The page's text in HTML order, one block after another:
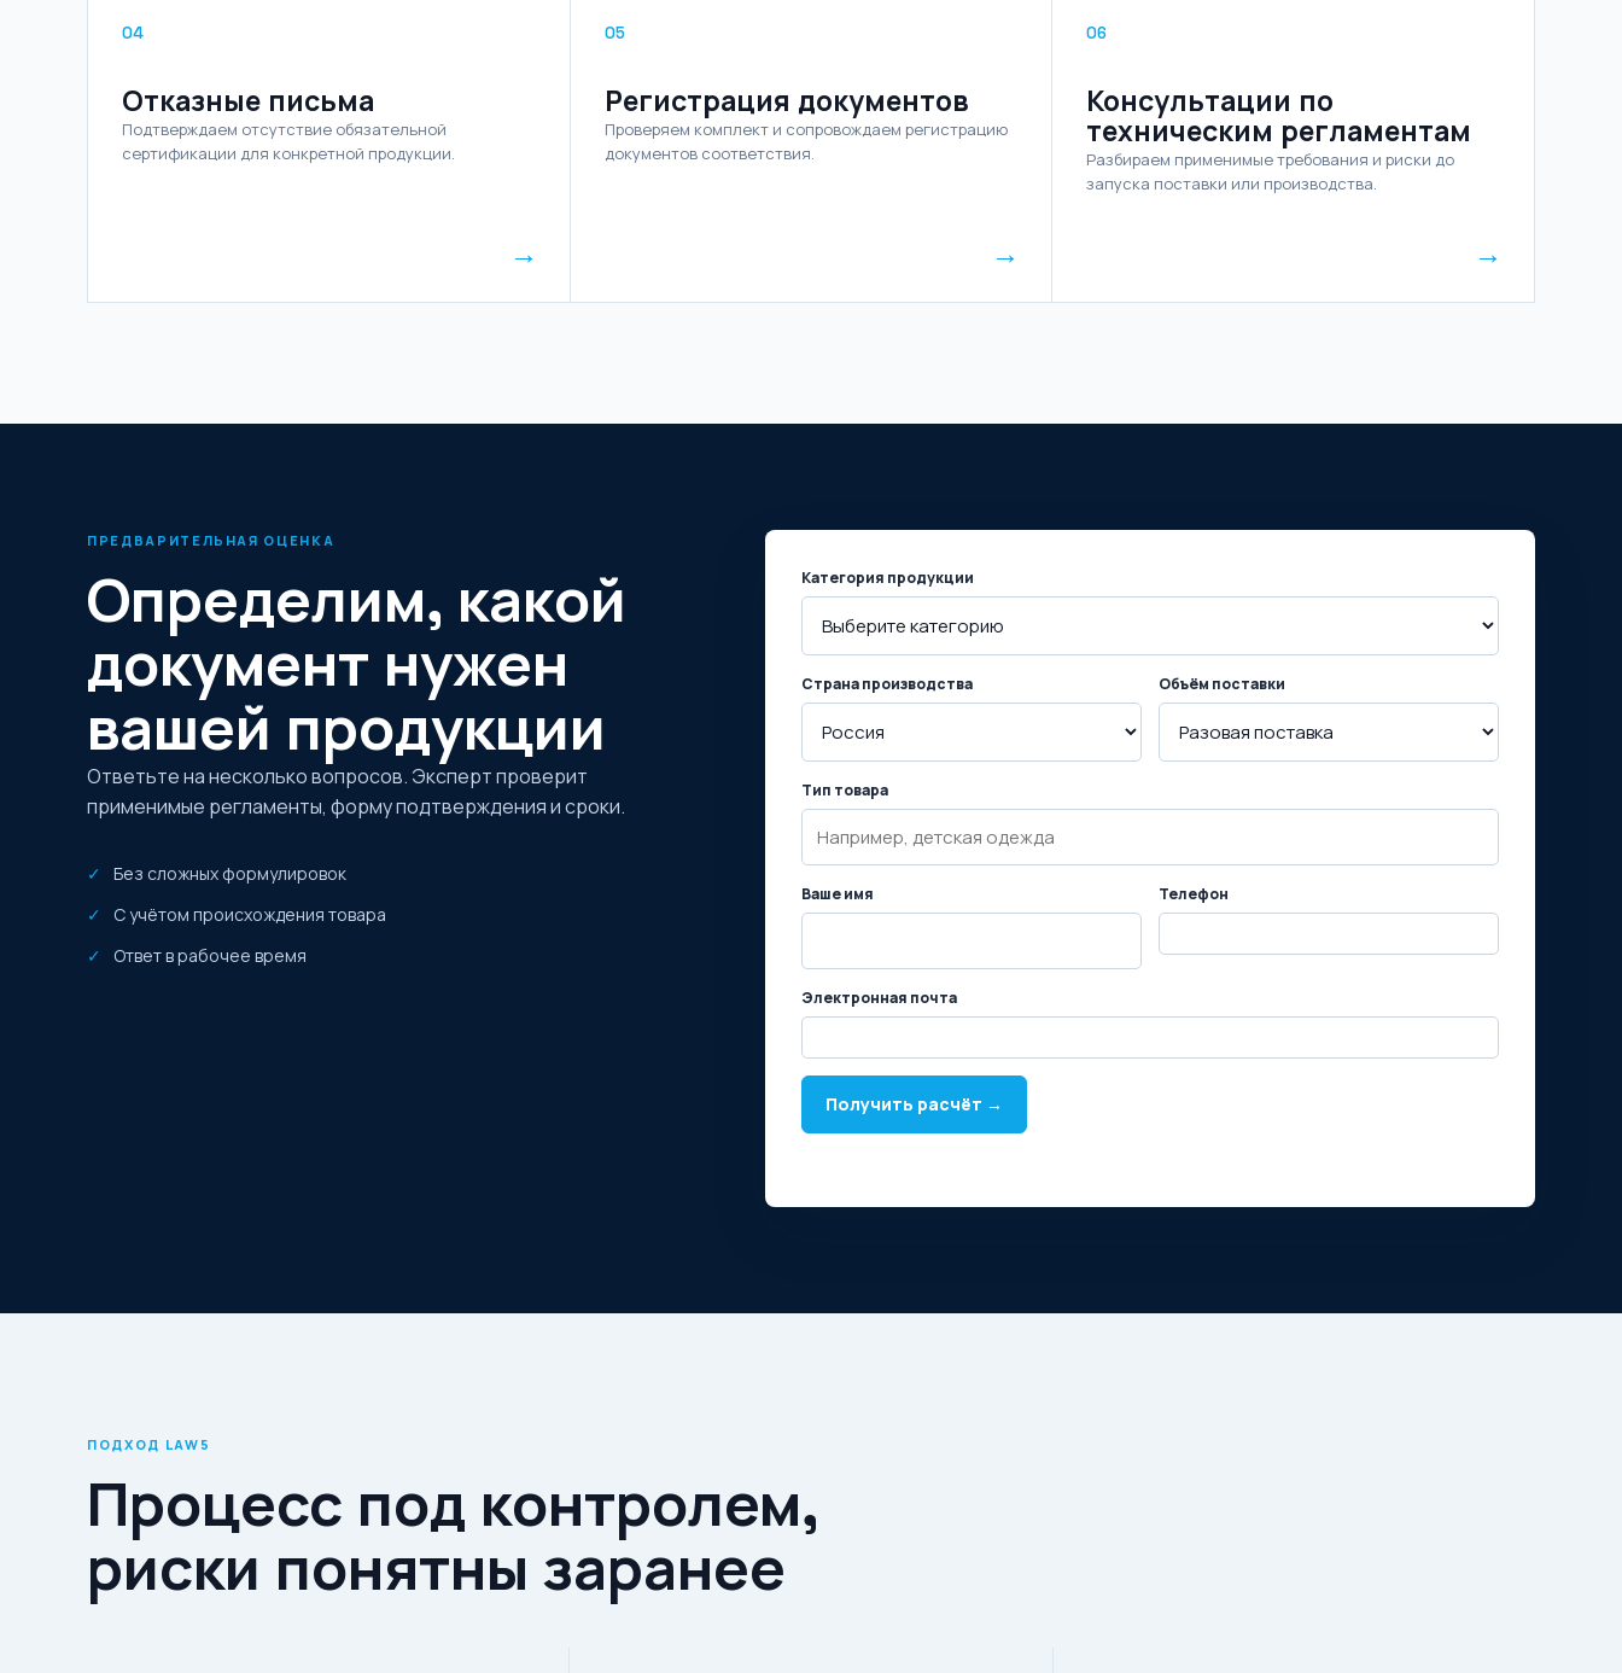
04
Отказные письма
Подтверждаем отсутствие обязательной
сертификации для конкретной продукции.
→
05
Регистрация документов
Проверяем комплект и сопровождаем регистрацию
документов соответствия.
→
06
Консультации по
техническим регламентам
Разбираем применимые требования и риски до
запуска поставки или производства.
→
ПРЕДВАРИТЕЛЬНАЯ ОЦЕНКА
Определим, какой
документ нужен
вашей продукции
Ответьте на несколько вопросов. Эксперт проверит
применимые регламенты, форму подтверждения и сроки.
Без сложных формулировок
С учётом происхождения товара
Ответ в рабочее время
Категория продукции
Страна производства Объём поставки
Тип товара
Ваше имя Телефон
Электронная почта
Получить расчёт →
ПОДХОД LAW5
Процесс под контролем,
риски понятны заранее